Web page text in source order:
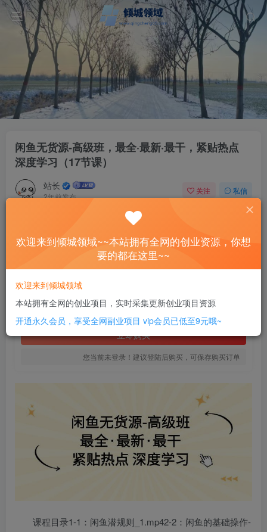
闲鱼无货源-高级班，最全·最新·最干，紧贴热点
深度学习（17节课）
站长
2年前发布
关注 私信
闲鱼无货源-高级班，最全·最新·最干，紧贴热点 深度学习（17节课）
此内容为付费资源，请付费后查看
SVIP全站会员 免费
立即购买
您当前未登录！建议登陆后购买，可保存购买订单
课程目录1-1：闲鱼潜规则_1.mp42-2：闲鱼的基础操作-
欢迎来到倾城领域~~本站拥有全网的创业资源，你想
要的都在这里~~
欢迎来到倾城领域
本站拥有全网的创业项目，实时采集更新创业项目资源
开通永久会员，享受全网副业项目 vip会员已低至9元哦~